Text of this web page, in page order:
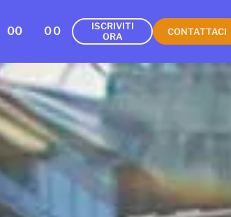
00 00
ISCRIVITI
ORA
CONTATTACI